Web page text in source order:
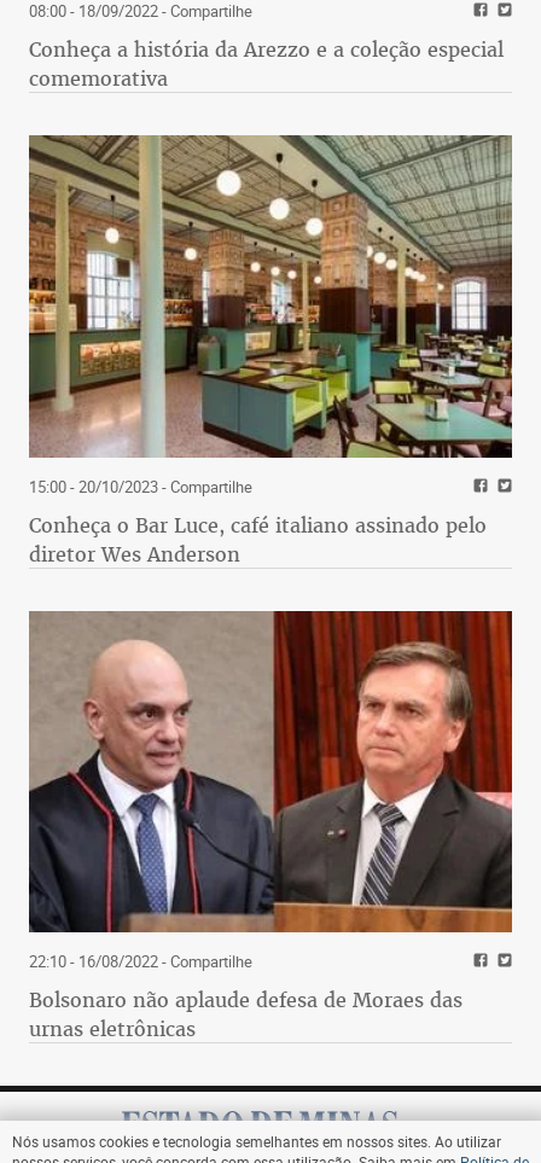
08:00 - 18/09/2022- Compartilhe
Conheça a história da Arezzo e a coleção especial
comemorativa
15:00 - 20/10/2023- Compartilhe
Conheça o Bar Luce, café italiano assinado pelo
diretor Wes Anderson
22:10 - 16/08/2022- Compartilhe
Bolsonaro não aplaude defesa de Moraes das
urnas eletrônicas
Nós usamos cookies e tecnologia semelhantes em nossos sites. Ao utilizar